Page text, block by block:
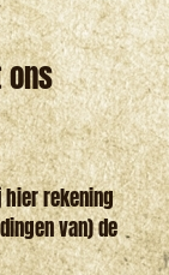
ons
rekening
van) de